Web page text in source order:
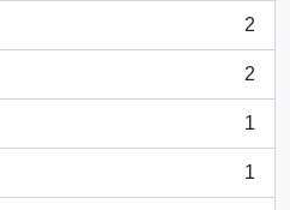
2
2
1
1